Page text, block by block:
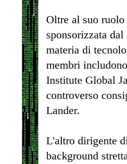
Oltre al suo
sponsorizzata dal
materia di
membri
Institute Global
controverso
Lander.
L'altro dirigente
background